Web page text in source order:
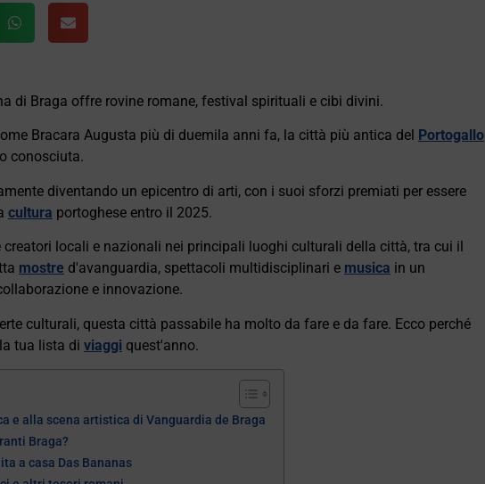
di Braga offre rovine romane, festival spirituali e cibi divini.
Bracara Augusta più di duemila anni fa, la città più antica del Portogallo
conosciuta.
diventando un epicentro di arti, con i suoi sforzi premiati per essere
cultura portoghese entro il 2025.
creatori locali e nazionali nei principali luoghi culturali della città, tra cui il
mostre d'avanguardia, spettacoli multidisciplinari e musica in un
e innovazione.
culturali, questa città passabile ha molto da fare e da fare. Ecco perché
tua lista di viaggi quest'anno.
e alla scena artistica di Vanguardia de Braga
Braga?
a casa Das Bananas